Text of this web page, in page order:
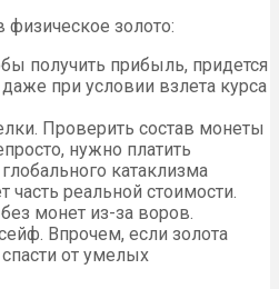
физическое золото:
получить прибыль, придется
при условии взлета курса
Проверить состав монеты
нужно платить
катаклизма
часть реальной стоимости.
монет из-за воров.
Впрочем, если золота
от умелых